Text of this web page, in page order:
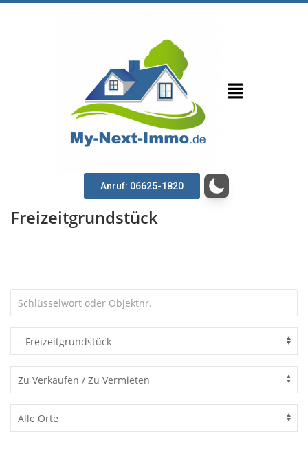
Anruf: 06625-1820
Freizeitgrundstück